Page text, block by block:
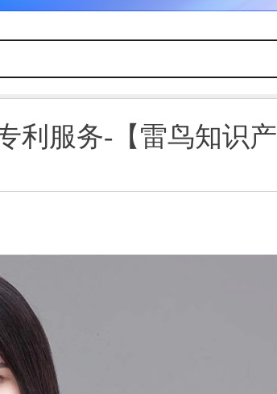
利服务-【雷鸟知识产